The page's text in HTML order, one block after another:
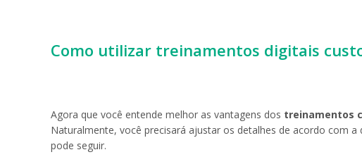
Como utilizar treinamentos digitais
Agora que você entende melhor as vantagens dos treinamentos
Naturalmente, você precisará ajustar os detalhes de acordo com
pode seguir.